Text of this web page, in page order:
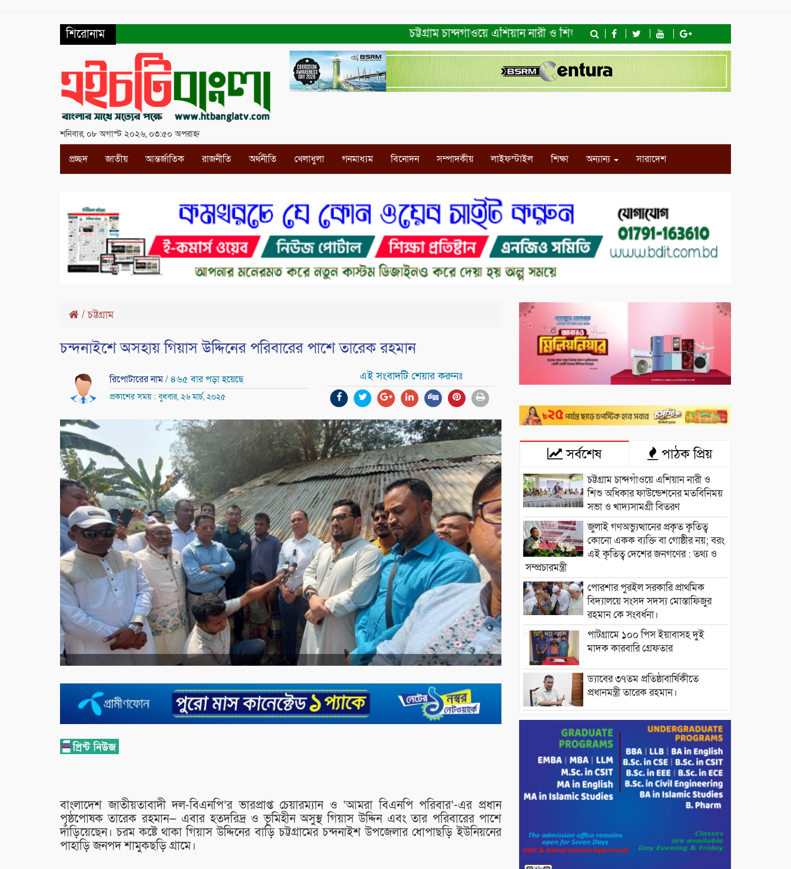
শিরোনাম চট্টগ্রাম চান্দগাঁওয়ে এশিয়ান নারী ও শিশু অধিকার ফাউন্ডেশনের মতবিনিময় সভা ও খাদ্যসামগ্রী
শনিবার, ০৮ অগাস্ট ২০২৬, ০৩:৫০ অপরাহ্ন
প্রচ্ছদ জাতীয় আন্তর্জাতিক রাজনীতি অর্থনীতি খেলাধুলা গনমাধ্যম বিনোদন সম্পাদকীয় লাইফস্টাইল শিক্ষা অন্যান্য সারাদেশ
/চট্টগ্রাম
চন্দনাইশে অসহায় গিয়াস উদ্দিনের পরিবারের পাশে তারেক রহমান
রিপোটারের নাম/ ৪৬৫ বার পড়া হয়েছে
প্রকাশের সময় : বুধবার, ২৬ মার্চ, ২০২৫
এই সংবাদটি শেয়ার করুনঃ
বাংলাদেশ জাতীয়তাবাদী দল-বিএনপি’র ভারপ্রাপ্ত চেয়ারম্যান ও ‘আমরা বিএনপি পরিবার’-এর প্রধান
পৃষ্ঠপোষক তারেক রহমান— এবার হতদরিদ্র ও ভূমিহীন অসুস্থ গিয়াস উদ্দিন এবং তার পরিবারের পাশে
দাঁড়িয়েছেন। চরম কষ্টে থাকা গিয়াস উদ্দিনের বাড়ি চট্টগ্রামের চন্দনাইশ উপজেলার ধোপাছড়ি ইউনিয়নের
পাহাড়ি জনপদ শামুকছড়ি গ্রামে।
সর্বশেষ পাঠক প্রিয়
চট্টগ্রাম চান্দগাঁওয়ে এশিয়ান নারী ও
শিশু অধিকার ফাউন্ডেশনের মতবিনিময়
সভা ও খাদ্যসামগ্রী বিতরণ
জুলাই গণঅভ্যুত্থানের প্রকৃত কৃতিত্ব
কোনো একক ব্যক্তি বা গোষ্ঠীর নয়; বরং
এই কৃতিত্ব দেশের জনগণের : তথ্য ও
সম্প্রচারমন্ত্রী
পোরশার পুরইল সরকারি প্রাথমিক
বিদ্যালয়ে সংসদ সদস্য মোস্তাফিজুর
রহমান কে সংবর্ধনা।
পাটগ্রামে ১০০ পিস ইয়াবাসহ দুই
মাদক কারবারি গ্রেফতার
ড্যাবের ৩৭তম প্রতিষ্ঠাবার্ষিকীতে
প্রধানমন্ত্রী তারেক রহমান।
চন্দনাইশের হাশিমপুর ৪ নং ওয়ার্ডে
৫’শতাধিক হতদরিদ্র পরিবারের মাঝে
খাদ্যসামগ্রী বিতরণ করেন মনজুর
মোরশেদ
পরিবেশ রক্ষায় পাটগ্রামে ইহসান ইয়ুথ
সার্কেলের বৃক্ষরোপণ
বিএনপি নেতা গুরুতর আহত